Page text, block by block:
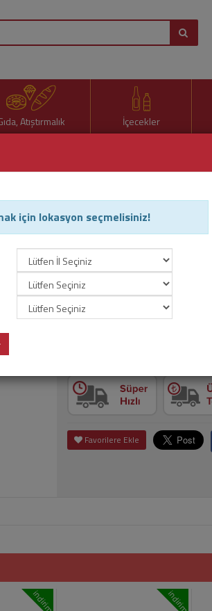
Atıştırmalık İçecekler
105 Gr
Ada Glutensiz Susamlı
Ürün Kodu : 85333
177,10 TL
Favorilere Ekle
indirim indirim
için lokasyon seçmelisiniz!